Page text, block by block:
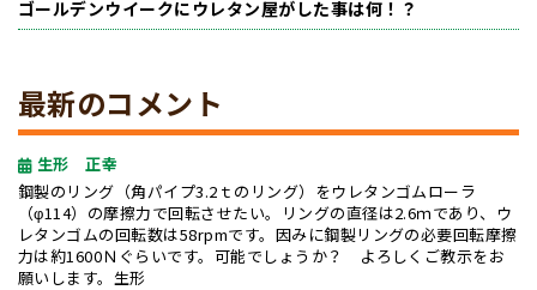
ゴールデンウイークにウレタン屋がした事は何！？
最新のコメント
生形 正幸
鋼製のリング（角パイプ3.2ｔのリング）をウレタンゴムローラ
（φ114）の摩擦力で回転させたい。リングの直径は2.6ｍであり、ウ
レタンゴムの回転数は58rpmです。因みに鋼製リングの必要回転摩擦
力は約1600Ｎぐらいです。可能でしょうか？ よろしくご教示をお
願いします。生形